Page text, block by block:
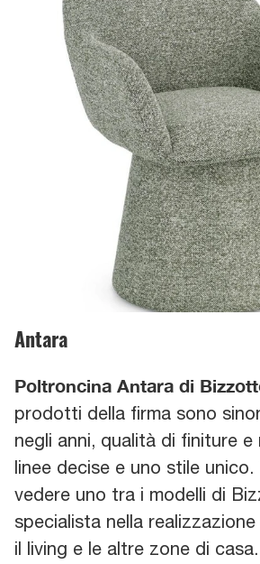
Antara
Poltroncina Antara di
prodotti della firma sono
negli anni, qualità di finiture e
linee decise e uno stile
vedere uno tra i modelli di
specialista nella
il living e le altre zone di